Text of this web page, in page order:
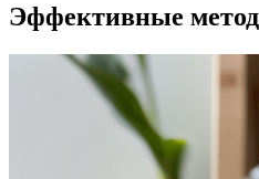
Эффективные